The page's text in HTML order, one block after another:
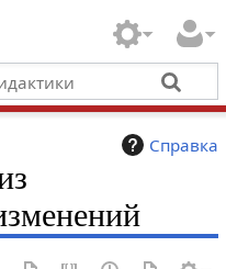
Справка